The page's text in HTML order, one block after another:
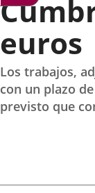
euros
Los trabajos,
con un plazo
previsto que